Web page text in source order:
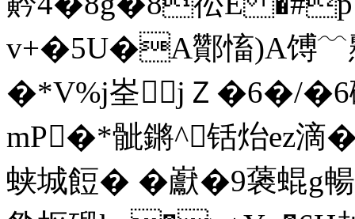
v+�5U�A酇慉)A馎﹋
�*V%j峑jＺ�6�/�6
mP�*骴鏘^铦炲ez滴
蛱城餖� � 巚�9藵蜫